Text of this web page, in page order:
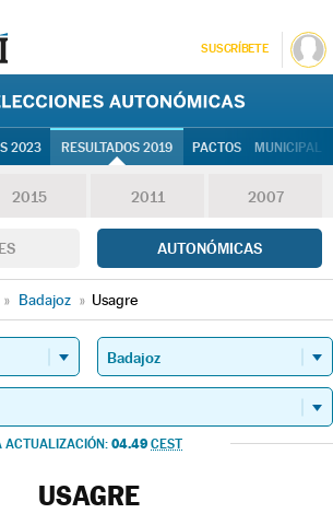
SUSCRÍBETE
2023 RESULTADOS 2019 PACTOS
2015 2011 2007
AUTONÓMICAS
» Badajoz » Usagre
ACTUALIZACIÓN: 04.49 CEST
USAGRE